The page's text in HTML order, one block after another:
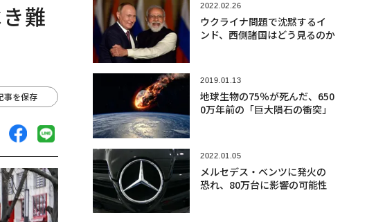
難
事を保存
2022.02.26
ウクライナ問題で沈黙するイ
ンド、西側諸国はどう見るのか
2019.01.13
地球生物の75％が死んだ、650
0万年前の「巨大隕石の衝突」
2022.01.05
メルセデス・ベンツに発火の
恐れ、80万台に影響の可能性